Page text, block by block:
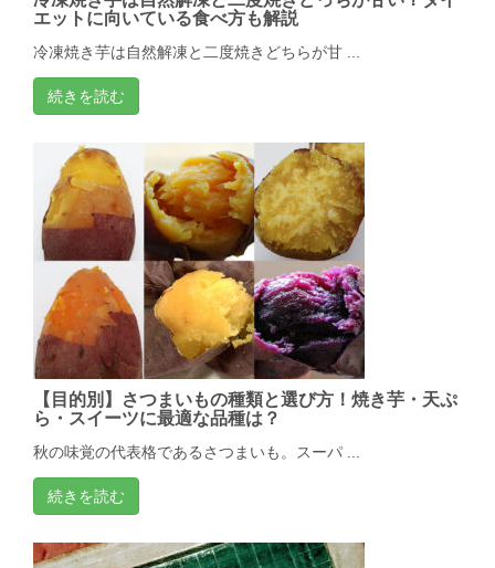
エットに向いている食べ方も解説
冷凍焼き芋は自然解凍と二度焼きどちらが甘 ...
続きを読む
【目的別】さつまいもの種類と選び方！焼き芋・天ぷ
ら・スイーツに最適な品種は？
秋の味覚の代表格であるさつまいも。スーパ ...
続きを読む